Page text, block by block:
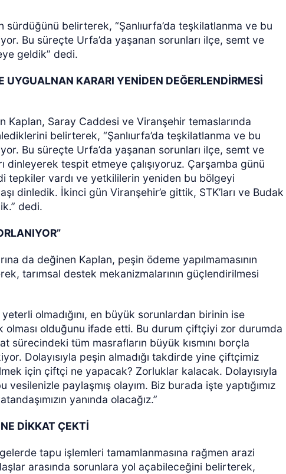
sürdüğünü belirterek, “Şanlıurfa’da teşkilatlanma ve bu
Bu süreçte Urfa’da yaşanan sorunları ilçe, semt ve
geldik” dedi.
UYGUALNAN KARARI YENİDEN DEĞERLENDİRMESİ
Kaplan, Saray Caddesi ve Viranşehir temaslarında
belirterek, “Şanlıurfa’da teşkilatlanma ve bu
Bu süreçte Urfa’da yaşanan sorunları ilçe, semt ve
dinleyerek tespit etmeye çalışıyoruz. Çarşamba günü
tepkiler vardı ve yetkililerin yeniden bu bölgeyi
dinledik. İkinci gün Viranşehir’e gittik, STK’ları ve Budak
dedi.
da değinen Kaplan, peşin ödeme yapılmamasının
tarımsal destek mekanizmalarının güçlendirilmesi
olmadığını, en büyük sorunlardan birinin ise
olması olduğunu ifade etti. Bu durum çiftçiyi zor durumda
sürecindeki tüm masrafların büyük kısmını borçla
Dolayısıyla peşin almadığı takdirde yine çiftçimiz
için çiftçi ne yapacak? Zorluklar kalacak. Dolayısıyla
paylaşmış olayım. Biz burada işte yaptığımız
yanında olacağız.”
DİKKAT ÇEKTİ
tapu işlemleri tamamlanmasına rağmen arazi
arasında sorunlara yol açabileceğini belirterek,